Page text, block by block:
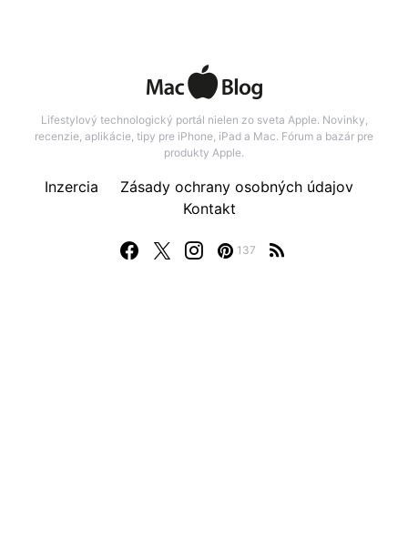
Lifestylový technologický portál nielen zo sveta Apple. Novinky,
recenzie, aplikácie, tipy pre iPhone, iPad a Mac. Fórum a bazár pre
produkty Apple.
137
Inzercia
Zásady ochrany osobných údajov
Kontakt